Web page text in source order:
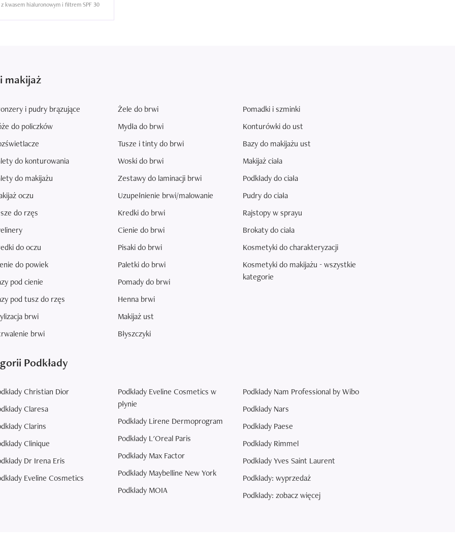
z kwasem hialuronowym i filtrem SPF 30
makijaż
i pudry brązujące
do policzków
do konturowania
do makijażu
oczu
do rzęs
do oczu
do powiek
pod cienie
pod tusz do rzęs
brwi
brwi
Żele do brwi
Mydła do brwi
Tusze i tinty do brwi
Woski do brwi
Zestawy do laminacji brwi
Uzupełnienie brwi/malowanie
Kredki do brwi
Cienie do brwi
Pisaki do brwi
Paletki do brwi
Pomady do brwi
Henna brwi
Makijaż ust
Błyszczyki
Pomadki i szminki
Konturówki do ust
Bazy do makijażu ust
Makijaż ciała
Podkłady do ciała
Pudry do ciała
Rajstopy w sprayu
Brokaty do ciała
Kosmetyki do charakteryzacji
Kosmetyki do makijażu - wszystkie
kategorie
Podkłady
Christian Dior
Claresa
Clarins
Clinique
Dr Irena Eris
Eveline Cosmetics
Podkłady Eveline Cosmetics w
płynie
Podkłady Lirene Dermoprogram
Podkłady L'Oreal Paris
Podkłady Max Factor
Podkłady Maybelline New York
Podkłady MOIA
Podkłady Nam Professional by Wibo
Podkłady Nars
Podkłady Paese
Podkłady Rimmel
Podkłady Yves Saint Laurent
Podkłady: wyprzedaż
Podkłady: zobacz więcej